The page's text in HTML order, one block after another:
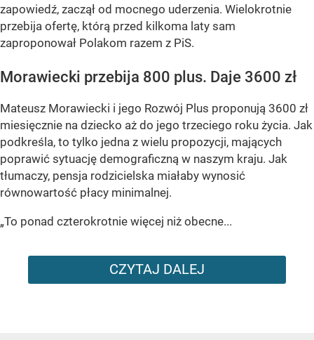
zapowiedź, zaczął od mocnego uderzenia. Wielokrotnie
przebija ofertę, którą przed kilkoma laty sam
zaproponował Polakom razem z PiS.
Morawiecki przebija 800 plus. Daje 3600 zł
Mateusz Morawiecki i jego Rozwój Plus proponują 3600 zł
miesięcznie na dziecko aż do jego trzeciego roku życia. Jak
podkreśla, to tylko jedna z wielu propozycji, mających
poprawić sytuację demograficzną w naszym kraju. Jak
tłumaczy, pensja rodzicielska miałaby wynosić
równowartość płacy minimalnej.
„To ponad czterokrotnie więcej niż obecne...
CZYTAJ DALEJ